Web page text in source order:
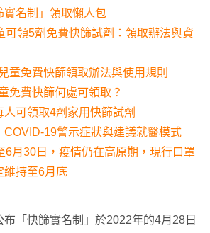
實名制」領取懶人包
可領5劑免費快篩試劑：領取辦法與資
童免費快篩領取辦法與使用規則
免費快篩何處可領取？
人可領取4劑家用快篩試劑
COVID-19警示症狀與建議就醫模式
6月30日，疫情仍在高原期，現行口罩
維持至6月底
「快篩實名制」於2022年的4月28日